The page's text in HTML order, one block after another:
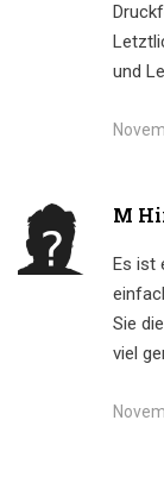
und
M
Es ist
Sie
viel